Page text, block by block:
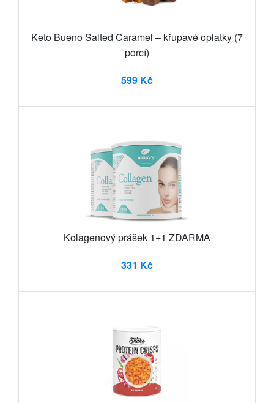
Keto Bueno Salted Caramel – křupavé oplatky (7
porcí)
599 Kč
Kolagenový prášek 1+1 ZDARMA
331 Kč